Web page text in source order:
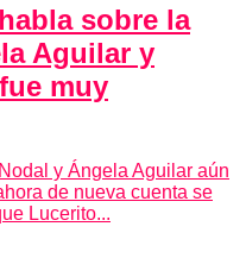
sobre la
Aguilar y
muy
y Ángela Aguilar aún
de nueva cuenta se
Lucerito...